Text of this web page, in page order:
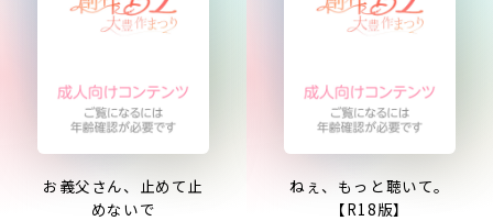
お義父さん、止めて止
めないで
ねぇ、もっと聴いて。
【R18版】